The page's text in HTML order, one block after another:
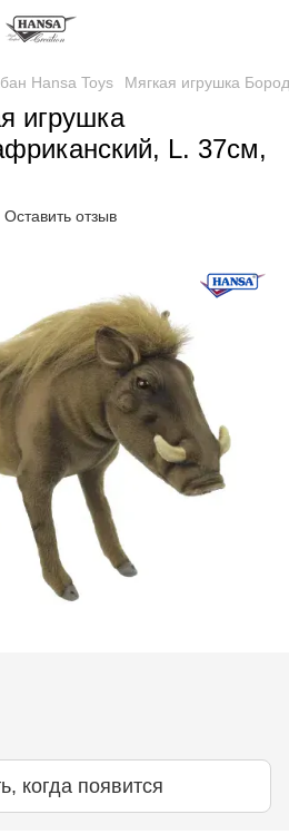
Hansa Toys Мягкая игрушка
игрушка
L. 37см,
Оставить отзыв
когда появится